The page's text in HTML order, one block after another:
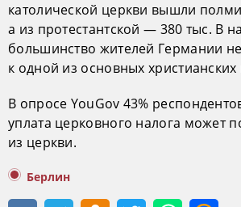
католической церкви вышли
а из протестантской — 380 тыс. В
большинство жителей Германии
к одной из основных христианских
В опросе YouGov 43%
уплата церковного налога может
из церкви.
Берлин